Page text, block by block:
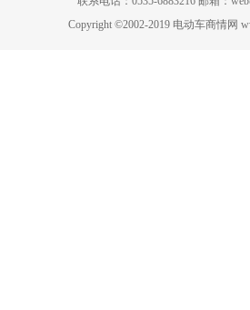
Copyright ©2002-2019 电动车商情网